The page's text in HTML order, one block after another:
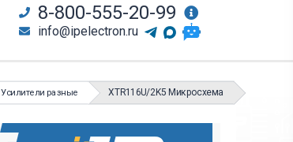
8-800-555-20-99
info@ipelectron.ru
Усилители разные XTR116U/2K5 Микросхема